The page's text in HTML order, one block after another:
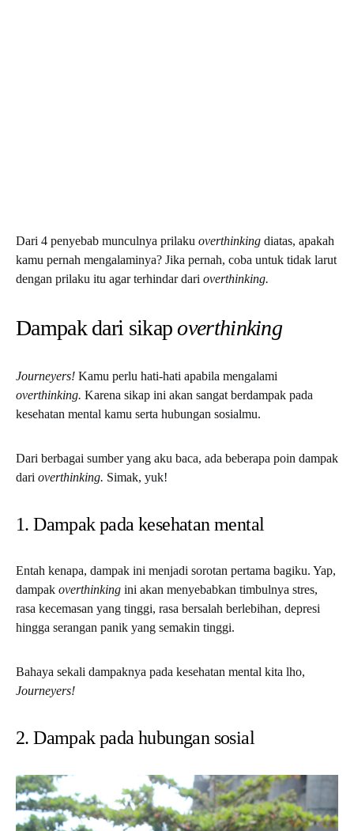
Dari 4 penyebab munculnya prilaku overthinking diatas, apakah
kamu pernah mengalaminya? Jika pernah, coba untuk tidak larut
dengan prilaku itu agar terhindar dari overthinking.
Dampak dari sikapoverthinking
Journeyers! Kamu perlu hati-hati apabila mengalami
overthinking. Karena sikap ini akan sangat berdampak pada
kesehatan mental kamu serta hubungan sosialmu.
Dari berbagai sumber yang aku baca, ada beberapa poin dampak
dari overthinking. Simak, yuk!
1. Dampak pada kesehatan mental
Entah kenapa, dampak ini menjadi sorotan pertama bagiku. Yap,
dampak overthinking ini akan menyebabkan timbulnya stres,
rasa kecemasan yang tinggi, rasa bersalah berlebihan, depresi
hingga serangan panik yang semakin tinggi.
Bahaya sekali dampaknya pada kesehatan mental kita lho,
Journeyers!
2. Dampak pada hubungan sosial